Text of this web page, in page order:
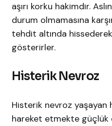
aşırı korku hakimdir.
durum olmamasına
tehdit altında
gösterirler.
Histerik Nevroz
Histerik nevroz yaşayan
hareket etmekte güçlük